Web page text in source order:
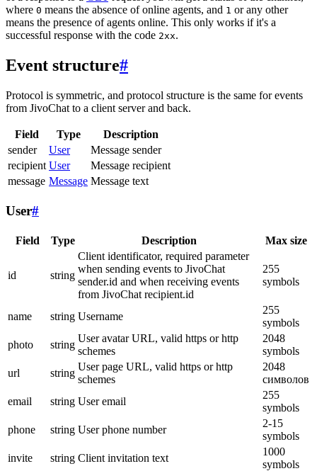
where 0 means the absence of online agents, and 1 or any other
means the presence of agents online. This only works if it's a
successful response with the code 2xx.
Event structure#
Protocol is symmetric, and protocol structure is the same for events
from JivoChat to a client server and back.
Field Type
Description
sender
User
Message sender
recipient User
Message recipient
message Message Message text
User#
Field Type Description Max size
id string
Client identificator, required parameter
when sending events to JivoChat
sender.id and when receiving events
from JivoChat recipient.id
255
symbols
name string Username
255
symbols
photo
string
User avatar URL, valid https or http
schemes
2048
symbols
url
string
User page URL, valid https or http
schemes
2048
символов
email
string User email
255
symbols
phone
string User phone number
2-15
symbols
invite
string Client invitation text
1000
symbols